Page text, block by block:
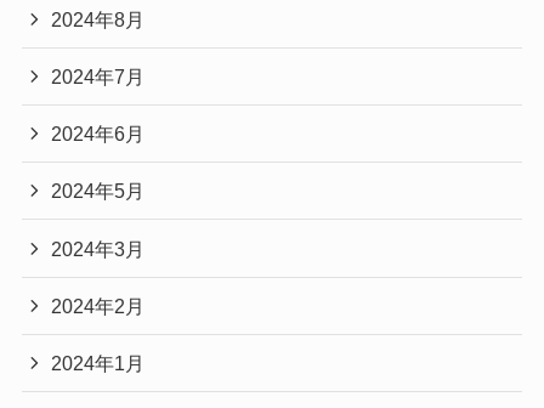
2024年8月
2024年7月
2024年6月
2024年5月
2024年3月
2024年2月
2024年1月